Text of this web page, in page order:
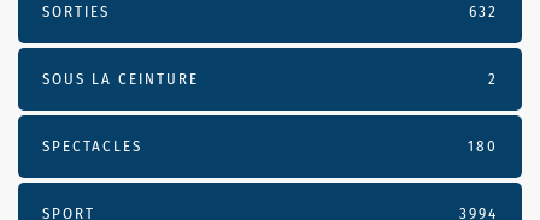
SORTIES 632
SOUS LA CEINTURE 2
SPECTACLES 180
SPORT 3994